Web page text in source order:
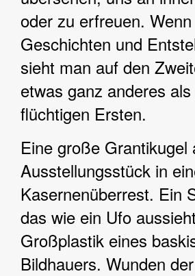
oder zu erfreuen.
Geschichten und
sieht man auf den
etwas ganz anderes
flüchtigen Ersten.
Eine große Grantikugel
Ausstellungsstück in
Kasernenüberrest. Ein
das wie ein Ufo
Großplastik eines
Bildhauers. Wunden